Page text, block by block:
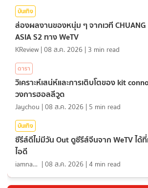
บันเทิง
ส่องผลงานของหนุ่ม ๆ จากเวที CHUANG
ASIA S2 ทาง WeTV
KReview |08 ส.ค. 2026 | 3 min read
ดารา
วิเคราะห์เสน่ห์และการเติบโตของ kit
วงการฮอลลีวูด
Jaychou |08 ส.ค. 2026 | 5 min read
บันเทิง
ซีรีส์ดีไม่มีวัน Out ดูซีรีส์จีนจาก WeTV ได้
ไอดี
iamnan23 |08 ส.ค. 2026 |4 min read